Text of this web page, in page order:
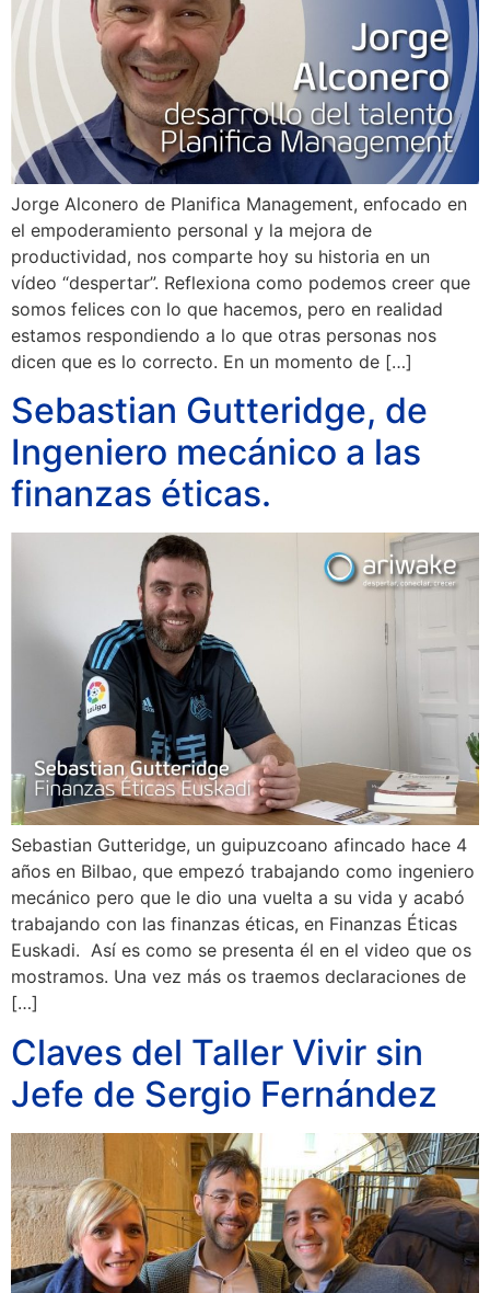
Jorge Alconero de Planifica Management, enfocado en
el empoderamiento personal y la mejora de
productividad, nos comparte hoy su historia en un
vídeo “despertar”. Reflexiona como podemos creer que
somos felices con lo que hacemos, pero en realidad
estamos respondiendo a lo que otras personas nos
dicen que es lo correcto. En un momento de […]
Sebastian Gutteridge, de
Ingeniero mecánico a las
finanzas éticas.
Sebastian Gutteridge, un guipuzcoano afincado hace 4
años en Bilbao, que empezó trabajando como ingeniero
mecánico pero que le dio una vuelta a su vida y acabó
trabajando con las finanzas éticas, en Finanzas Éticas
Euskadi. Así es como se presenta él en el video que os
mostramos. Una vez más os traemos declaraciones de
[…]
Claves del Taller Vivir sin
Jefe de Sergio Fernández